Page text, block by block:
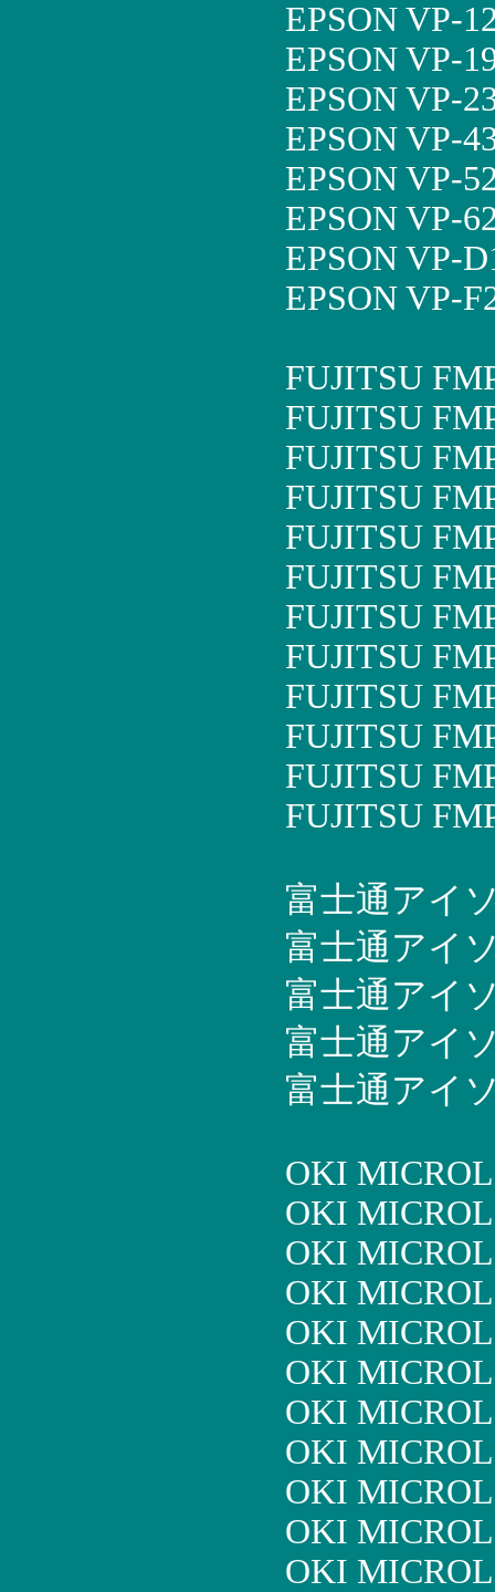
EPSON VP-
EPSON VP-
EPSON VP-
EPSON VP-
EPSON VP-
EPSON VP-
EPSON VP-
EPSON VP-
FUJITSU
FUJITSU
FUJITSU
FUJITSU
FUJITSU
FUJITSU
FUJITSU
FUJITSU
FUJITSU
FUJITSU
FUJITSU
FUJITSU
富士通アイ
富士通アイ
富士通アイ
富士通アイ
富士通アイ
OKI
OKI
OKI
OKI
OKI
OKI
OKI
OKI
OKI
OKI
OKI